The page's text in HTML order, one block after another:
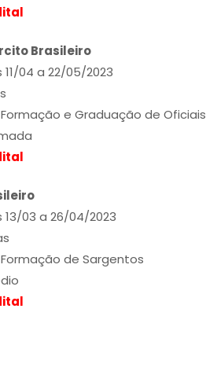
Brasileiro
11/04 a 22/05/2023
e Graduação de Oficiais
13/03 a 26/04/2023
de Sargentos